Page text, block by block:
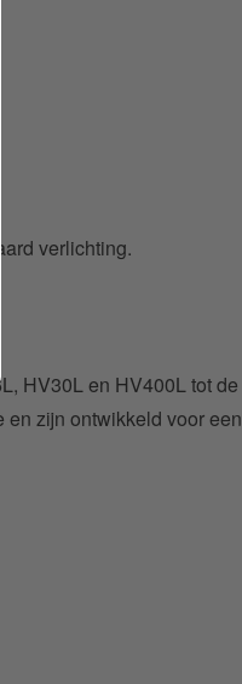
verlichting.
HV30L en HV400L tot de
zijn ontwikkeld voor een